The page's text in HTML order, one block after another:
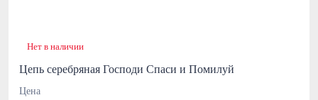
Нет в наличии
Цепь серебряная Господи Спаси и Помилуй
Цена